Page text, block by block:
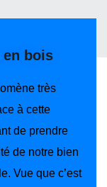
en bois
très
à cette
de prendre
de notre bien
Vue que c’est